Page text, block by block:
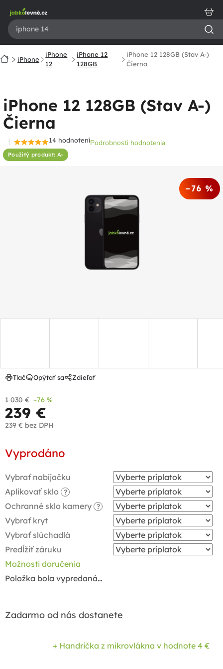
obsah
DomoviPhone
iPhone
12
iPhone 12
128GB
iPhone 12 128GB (Stav A-)
Čierna
iPhone 12 128GB (Stav A-)
Čierna
Použitý produkt: A-
Priemerné
hodnotenie
14 hodnoteníPodrobnosti hodnotenia
–76 %
1 030 € –76 %
239 €
239 € bez DPH
cena:
Vyprodáno
Vybrať nabíjačku
Aplikovať sklo
?
Ochranné sklo kamery ?
Vybrať kryt
Vybrať slúchadlá
Predĺžiť záruku
Možnosti doručenia
Položka bola vypredaná…
Zadarmo od nás dostanete
+ Handrička z mikrovlákna v hodnote 4 €
Tlač Opýtať sa Zdieľať